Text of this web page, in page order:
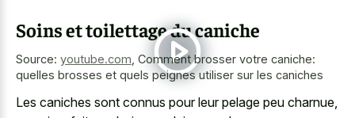
Soins et toilettage du caniche
Source: youtube.com Comment brosser votre caniche:
quelles brosses et quels peignes utiliser sur les caniches
Les caniches sont connus pour leur pelage peu charnue,